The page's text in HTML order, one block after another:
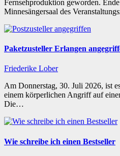
Fernsehproduktion geworden.
Minnesängersaal des
Paketzusteller Erlangen
Friederike Lober
Am Donnerstag, 30. Juli 2026, ist
einem körperlichen Angriff auf
Die…
Wie schreibe ich einen Bestseller